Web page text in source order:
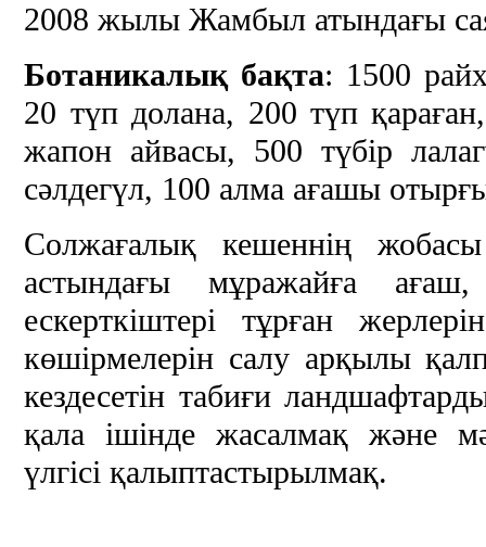
2008 жылы Жамбыл атындағы
Ботаникалық бақта: 1500
20 түп долана, 200 түп
жапон айвасы, 500 түбір
сәлдегүл, 100 алма ағашы
Солжағалық кешеннің
астындағы мұражайға
ескерткіштері тұрған
көшірмелерін салу арқылы
кездесетін табиғи
қала ішінде жасалмақ және
үлгісі қалыптастырылмақ.